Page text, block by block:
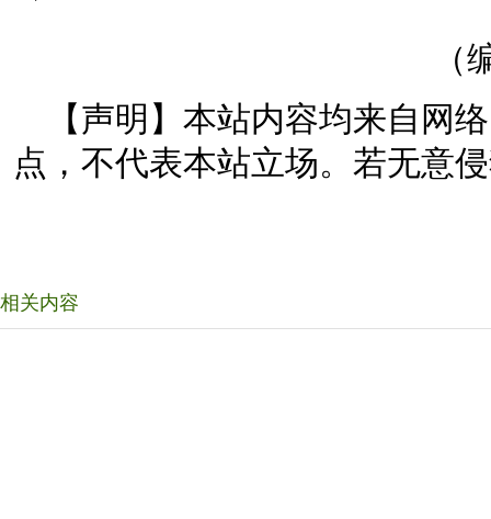
（
【声明】本站内容均来自网
点，不代表本站立场。若无意
相关内容